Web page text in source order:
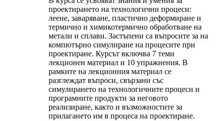
проектирането на технологични процеси:
леене, заваряване, пластично деформиране и
термично и химикотермично обработване на
метали и сплави. Застъпени са въпросите за на
компютърно симулиране на процесите при
проектиране. Курсът включва 7 теми
лекционен материал и 10 упражнения. В
рамките на лекционния материал се
разглеждат въпроси, свързани със
симулирането на технологичните процеси и
програмните продукти за неговото
реализиране, както и възможностите за
прилагането им в процеса на проектиране.